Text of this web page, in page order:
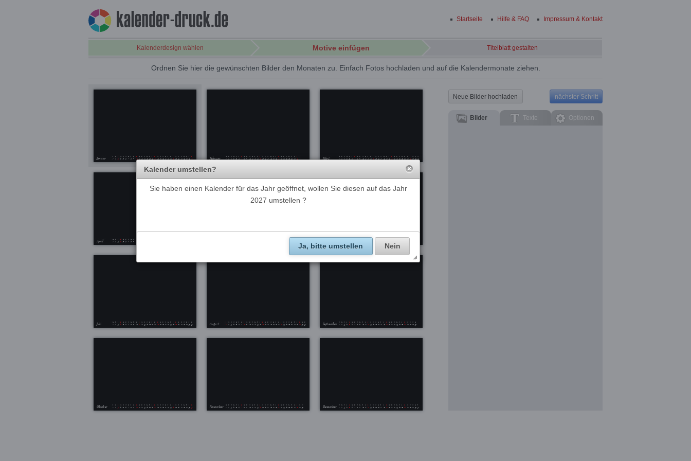
Startseite Hilfe & FAQ Impressum & Kontakt
Kalenderdesign wählen Motive einfügen Titelblatt gestalten
Ordnen Sie hier die gewünschten Bilder den Monaten zu. Einfach Fotos hochladen und auf die Kalendermonate ziehen.
Neue Bilder hochladen nächster Schritt
Bilder Texte Optionen
Kalender umstellen?
Sie haben einen Kalender für das Jahr geöffnet, wollen Sie diesen auf das Jahr
2027 umstellen ?
Ja, bitte umstellen Nein